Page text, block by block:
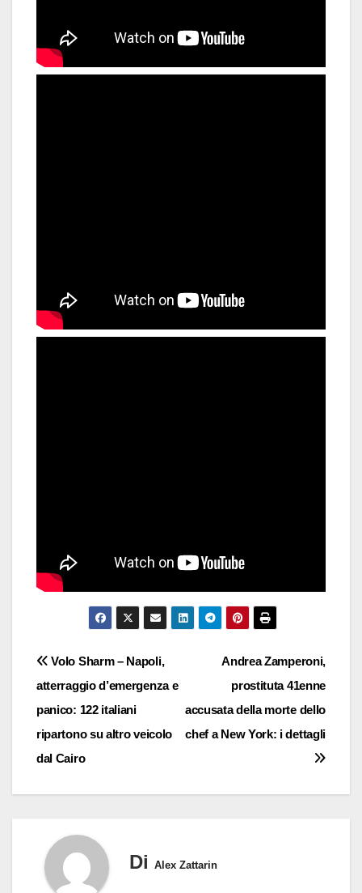
Navigazione
articoli
Andrea Zamperoni,
prostituta 41enne
accusata della morte dello
chef a New York: i dettagli
Volo Sharm – Napoli,
atterraggio d’emergenza e
panico: 122 italiani
ripartono su altro veicolo
dal Cairo
Di Alex Zattarin